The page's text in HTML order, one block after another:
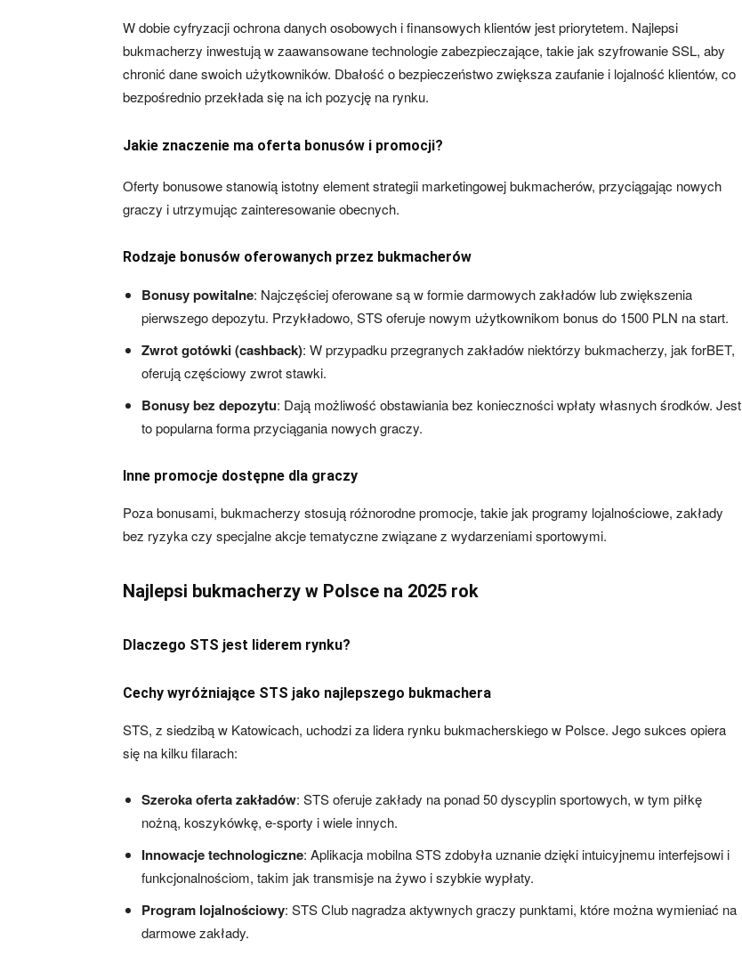
W dobie cyfryzacji ochrona danych osobowych i finansowych klientów jest priorytetem. Najlepsi
bukmacherzy inwestują w zaawansowane technologie zabezpieczające, takie jak szyfrowanie SSL, aby
chronić dane swoich użytkowników. Dbałość o bezpieczeństwo zwiększa zaufanie i lojalność klientów, co
bezpośrednio przekłada się na ich pozycję na rynku.
Jakie znaczenie ma oferta bonusów i promocji?
Oferty bonusowe stanowią istotny element strategii marketingowej bukmacherów, przyciągając nowych
graczy i utrzymując zainteresowanie obecnych.
Rodzaje bonusów oferowanych przez bukmacherów
Bonusy powitalne: Najczęściej oferowane są w formie darmowych zakładów lub zwiększenia
pierwszego depozytu. Przykładowo, STS oferuje nowym użytkownikom bonus do 1500 PLN na start.
Zwrot gotówki (cashback): W przypadku przegranych zakładów niektórzy bukmacherzy, jak forBET,
oferują częściowy zwrot stawki.
Bonusy bez depozytu: Dają możliwość obstawiania bez konieczności wpłaty własnych środków. Jest
to popularna forma przyciągania nowych graczy.
Inne promocje dostępne dla graczy
Poza bonusami, bukmacherzy stosują różnorodne promocje, takie jak programy lojalnościowe, zakłady
bez ryzyka czy specjalne akcje tematyczne związane z wydarzeniami sportowymi.
Najlepsi bukmacherzy w Polsce na 2025 rok
Dlaczego STS jest liderem rynku?
Cechy wyróżniające STS jako najlepszego bukmachera
STS, z siedzibą w Katowicach, uchodzi za lidera rynku bukmacherskiego w Polsce. Jego sukces opiera
się na kilku filarach:
Szeroka oferta zakładów: STS oferuje zakłady na ponad 50 dyscyplin sportowych, w tym piłkę
nożną, koszykówkę, e-sporty i wiele innych.
Innowacje technologiczne: Aplikacja mobilna STS zdobyła uznanie dzięki intuicyjnemu interfejsowi i
funkcjonalnościom, takim jak transmisje na żywo i szybkie wypłaty.
Program lojalnościowy: STS Club nagradza aktywnych graczy punktami, które można wymieniać na
darmowe zakłady.